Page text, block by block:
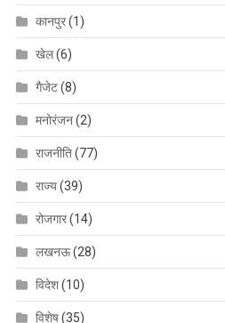
कानपुर(1)
खेल(6)
गैजेट(8)
मनोरंजन(2)
राजनीति(77)
राज्य(39)
रोजगार(14)
लखनऊ(28)
विदेश(10)
विशेष(35)